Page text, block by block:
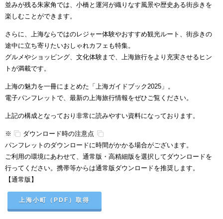
並みが残る朱家角では、小橋と運河が織りなす風景や歴史ある街歩きを
楽しむことができます。
さらに、上海ならではのレジャー体験やおすすめ観光ルート、街歩きの
途中に立ち寄りたいおしゃれカフェも特集。
グルメやショッピング、文化体験まで、上海旅行をより充実させるヒン
トが満載です。
上海の魅力を一冊にまとめた「上海ガイドブック2025」。
電子パンフレットで、最新の上海旅行情報をぜひご覧ください。
上記の構成となっており非常に読みやすい資料になっております。
※
ダウンロード時の注意点
パンフレットのダウンロードに時間がかかる場合がございます。
ご利用の環境にあわせて、通常版・高精細版を選択してダウンロードを
行ってください。携帯等からは通常版ダウンロードを推奨します。
【通常版】
上海小町（PDF）取得